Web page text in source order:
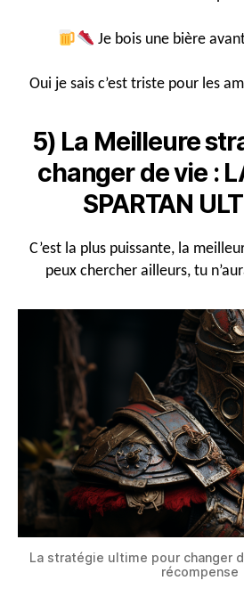
Je bois une bière
Oui je sais c’est triste pour les
5) La Meilleure
changer de vie :
SPARTAN
C’est la plus puissante, la
peux chercher ailleurs, tu
La stratégie ultime pour changer
récompense